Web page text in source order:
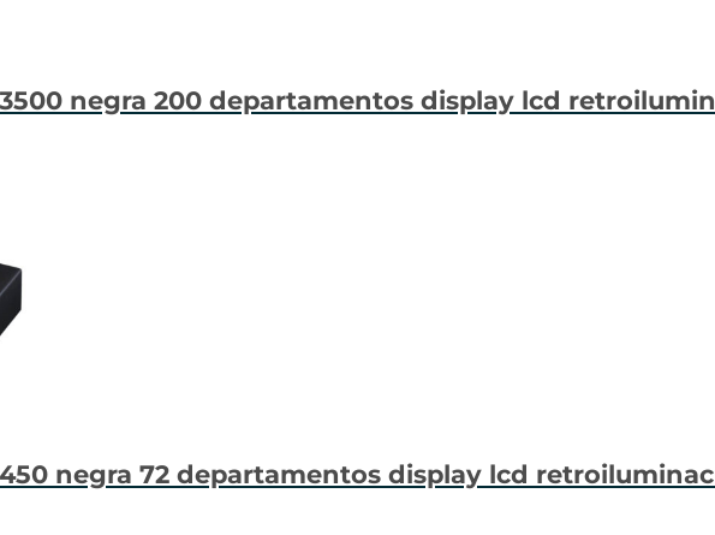
negra 200 departamentos display lcd
negra 72 departamentos display lcd